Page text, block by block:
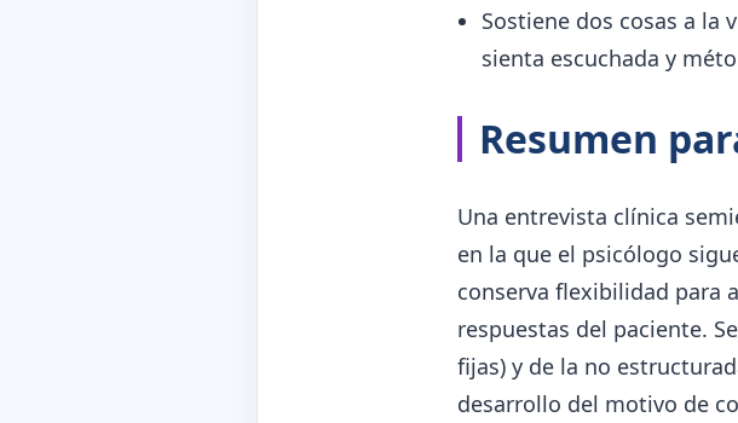
Sostiene dos cosas a la
sienta escuchada y
Resumen
Una entrevista clínica
en la que el psicólogo
conserva flexibilidad para
respuestas del paciente.
fijas) y de la no
desarrollo del motivo de